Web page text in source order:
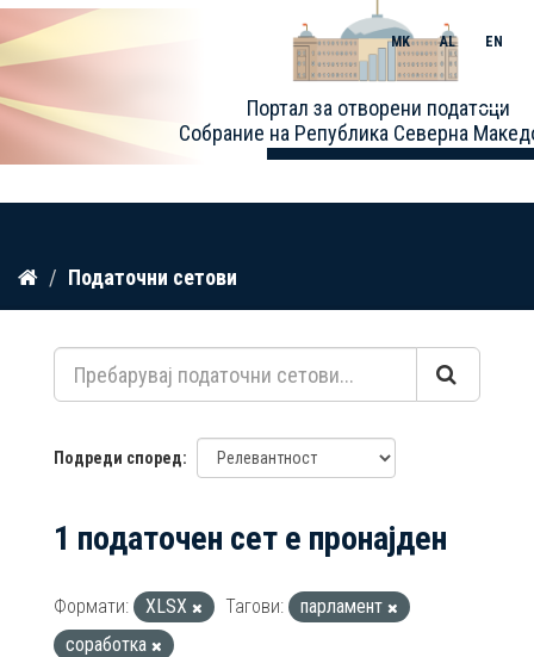
Прескокнете
содржина
Портал за отворени податоци
Собрание на Република Северна
MK AL EN
Toggle
Податочни сетови
Подреди според
1 податочен сет е пронајден
Формати: XLSX Тагови:
парламент
соработка